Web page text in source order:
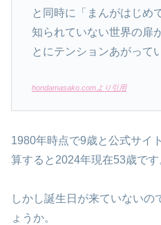
と同時に「まんがはじめ
知られていない世界の扉
とにテンションあがって
hondamasako.comより引用
1980年時点で9歳と公式サイ
算すると2024年現在53歳です
しかし誕生日が来ていないの
ょうか。